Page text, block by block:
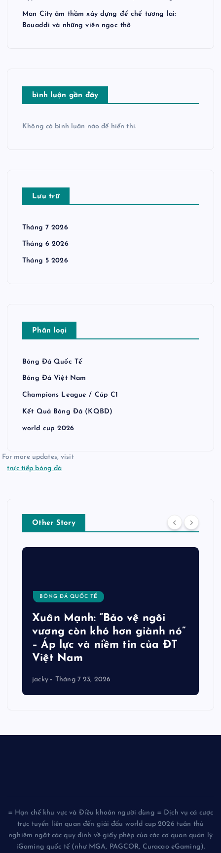
Man City âm thầm xây dựng đế chế tương lai:
Bouaddi và những viên ngọc thô
bình luận gần đây
Không có bình luận nào để hiển thị.
Lưu trữ
Tháng 7 2026
Tháng 6 2026
Tháng 5 2026
Phân loại
Bóng Đá Quốc Tế
Bóng Đá Việt Nam
Champions League / Cúp C1
Kết Quả Bóng Đá (KQBD)
world cup 2026
For more updates, visit
trực tiếp bóng đá
Other Story
BÓNG ĐÁ QUỐC TẾ
Xuân Mạnh: “Bảo vệ ngôi
vương còn khó hơn giành nó”
– Áp lực và niềm tin của ĐT
Việt Nam
jacky Tháng 7 23, 2026
= Hạn chế khu vực và Điều khoản người dùng = Dịch vụ cá cược
trực tuyến liên quan đến giải đấu world cup 2026 tuân thủ
nghiêm ngặt các quy định về giấy phép của các cơ quan quản lý
iGaming quốc tế (như MGA, PAGCOR, Curacao eGaming).